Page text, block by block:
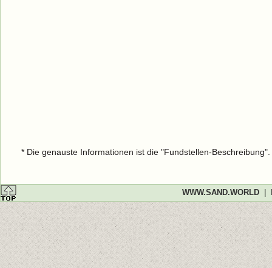
* Die genauste Informationen ist die "Fundstellen-
WWW.SAND.WORLD|